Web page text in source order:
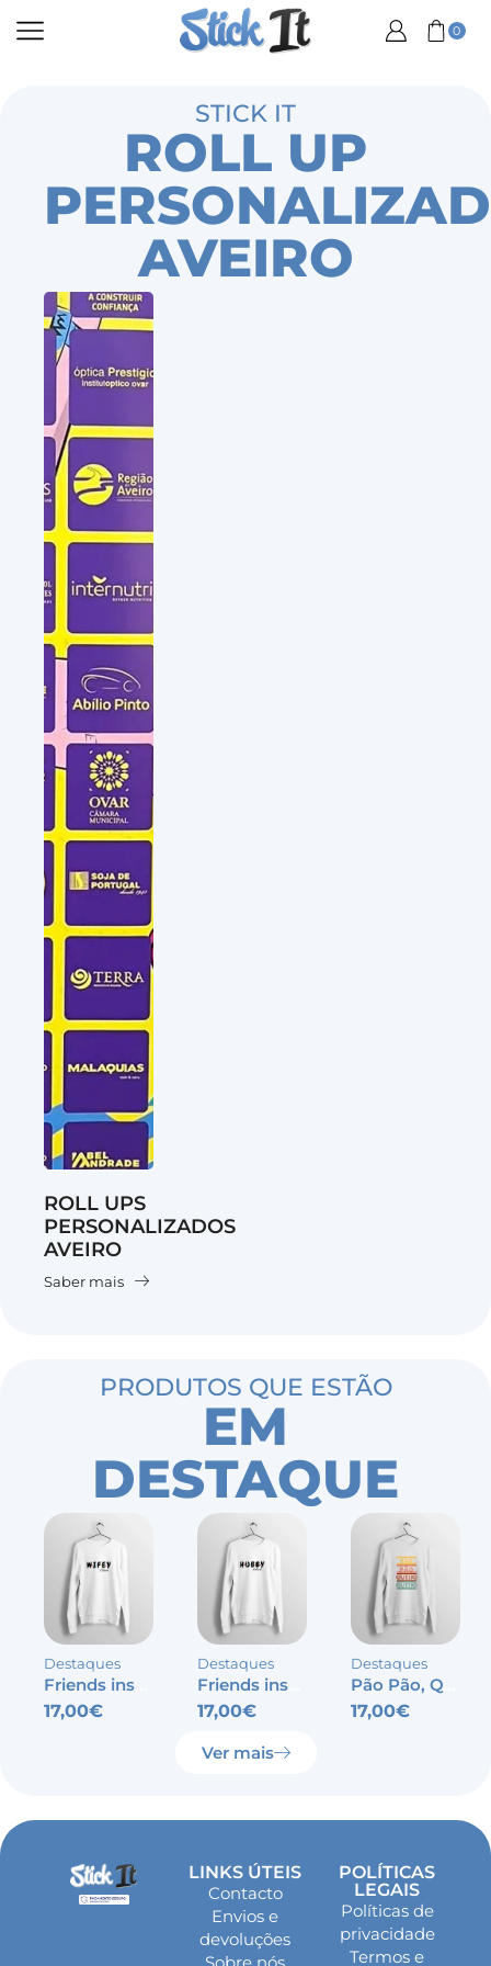
0
STICK IT
ROLL UP
AVEIRO
ROLL UPS
PERSONALIZADOS
AVEIRO
Saber mais
PRODUTOS QUE ESTÃO
EM
DESTAQUE
Destaques
17,00€
Destaques
17,00€
Destaques
17,00€
Ver mais
LINKS ÚTEIS
Contacto
Envios e
devoluções
POLÍTICAS
LEGAIS
Políticas de
privacidade
Termos e